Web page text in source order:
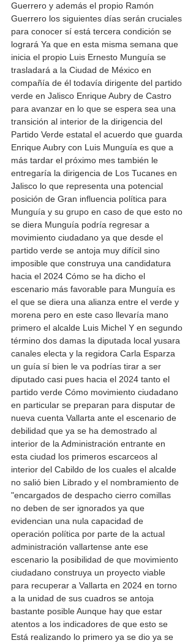
Guerrero y además el propio Ramón
Guerrero los siguientes días serán cruciales
para conocer sí está tercera condición se
logrará Ya que en esta misma semana que
inicia el propio Luis Ernesto Munguía se
trasladará a la Ciudad de México en
compañía de él todavía dirigente del partido
verde en Jalisco Enrique Aubry de Castro
para avanzar en lo que se espera sea una
transición al interior de la dirigencia del
Partido Verde estatal el acuerdo que guarda
Enrique Aubry con Luis Munguía es que a
más tardar el próximo mes también le
entregaría la dirigencia de Los Tucanes en
Jalisco lo que representa una potencial
posición de Gran influencia política para
Munguía y su grupo en caso de que esto no
se diera Munguía podría regresar a
movimiento ciudadano ya que desde el
partido verde se antoja muy difícil sino
imposible que construya una candidatura
hacia el 2024 Cómo se ha dicho el
escenario más favorable para Munguía es
el que se diera una alianza entre el verde y
morena pero en este caso llevaría mano
primero el alcalde Luis Michel Y en segundo
término dos damas la diputada local yusara
canales electa y la regidora Carla Esparza
un guía sí bien le va podrías tirar a ser
diputado casi pues hacia el 2024 tanto el
partido verde Cómo movimiento ciudadano
en particular se preparan para disputar de
nueva cuenta Vallarta ante el escenario de
debilidad que ya se ha demostrado al
interior de la Administración entrante en
esta ciudad los primeros escarceos al
interior del Cabildo de los cuales el alcalde
no salió bien Librado y el nombramiento de
"encargados de despacho cierro comillas
no deben de ser ignorados ya que
evidencian una nula capacidad de
operación política por parte de la actual
administración vallartense ante ese
escenario la posibilidad de que movimiento
ciudadano construya un proyecto viable
para recuperar a Vallarta en 2024 en torno
a la unidad de sus cuadros se antoja
bastante posible Aunque hay que estar
atentos a los indicadores de que esto se
Está realizando lo primero ya se dio ya se